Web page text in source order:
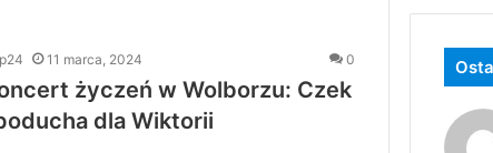
p24 11 marca, 2024 0
życzeń w Wolborzu: Czek
dla Wiktorii